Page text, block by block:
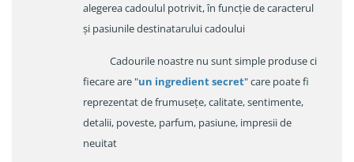
alegerea cadoulul potrivit, în funcție de caracterul
și pasiunile destinatarului cadoului
Cadourile noastre nu sunt simple produse ci
fiecare are "un ingredient secret" care poate fi
reprezentat de frumusețe, calitate, sentimente,
detalii, poveste, parfum, pasiune, impresii de
neuitat